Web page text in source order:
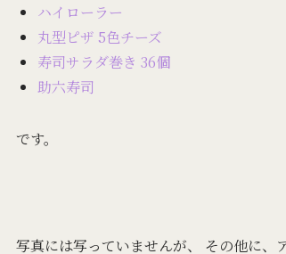
ハイローラー
丸型ピザ 5色チーズ
寿司サラダ巻き 36個
助六寿司
です。
写真には写っていませんが、 その他に、